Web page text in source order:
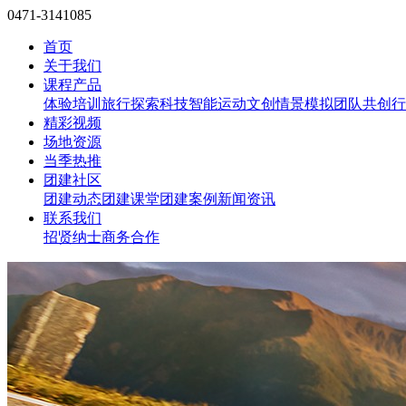
0471-3141085
首页
关于我们
课程产品
体验培训 旅行探索科技智能运动文创情景模拟团队共创
精彩视频
场地资源
当季热推
团建社区
团建动态团建课堂团建案例 新闻资讯
联系我们
招贤纳士商务合作